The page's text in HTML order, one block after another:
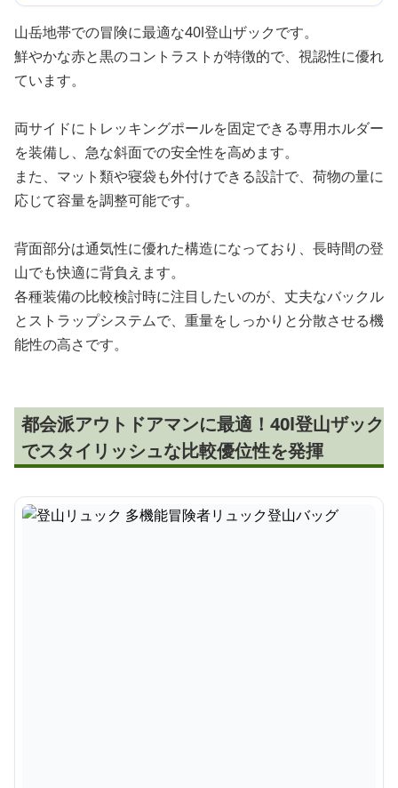
山岳地帯での冒険に最適な40l登山ザックです。
鮮やかな赤と黒のコントラストが特徴的で、視認性に優れ
ています。
両サイドにトレッキングポールを固定できる専用ホルダー
を装備し、急な斜面での安全性を高めます。
また、マット類や寝袋も外付けできる設計で、荷物の量に
応じて容量を調整可能です。
背面部分は通気性に優れた構造になっており、長時間の登
山でも快適に背負えます。
各種装備の比較検討時に注目したいのが、丈夫なバックル
とストラップシステムで、重量をしっかりと分散させる機
能性の高さです。
都会派アウトドアマンに最適！40l登山ザック
でスタイリッシュな比較優位性を発揮